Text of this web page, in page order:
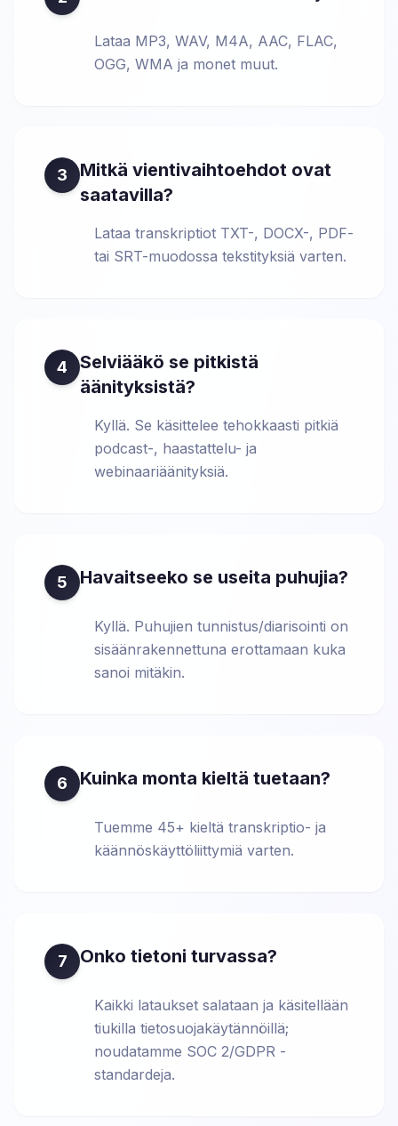
Lataa MP3, WAV, M4A, AAC, FLAC,
OGG, WMA ja monet muut.
3
Mitkä vientivaihtoehdot ovat
saatavilla?
Lataa transkriptiot TXT-, DOCX-, PDF-
tai SRT-muodossa tekstityksiä varten.
4
Selviääkö se pitkistä
äänityksistä?
Kyllä. Se käsittelee tehokkaasti pitkiä
podcast-, haastattelu- ja
webinaariäänityksiä.
5 Havaitseeko se useita puhujia?
Kyllä. Puhujien tunnistus/diarisointi on
sisäänrakennettuna erottamaan kuka
sanoi mitäkin.
6 Kuinka monta kieltä tuetaan?
Tuemme 45+ kieltä transkriptio- ja
käännöskäyttöliittymiä varten.
7 Onko tietoni turvassa?
Kaikki lataukset salataan ja käsitellään
tiukilla tietosuojakäytännöillä;
noudatamme SOC 2/GDPR -
standardeja.